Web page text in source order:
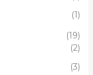
(1)
(19)
(2)
(3)